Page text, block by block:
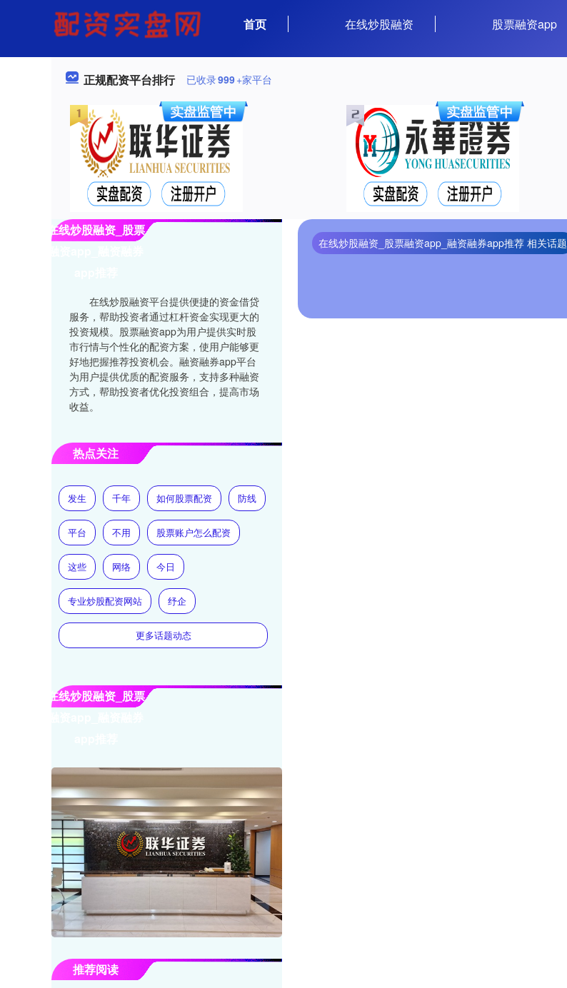
首页 在线炒股融资 股票融资app
正规配资平台排行 已收录999+家平台
在线炒股融资_股票融资app_融资融券app推荐 相关话题
在线炒股融资_股票
在线炒股融资平台提供便捷的资金借贷
服务，帮助投资者通过杠杆资金实现更大的
投资规模。股票融资app为用户提供实时股
市行情与个性化的配资方案，使用户能够更
好地把握推荐投资机会。融资融券app平台
为用户提供优质的配资服务，支持多种融资
方式，帮助投资者优化投资组合，提高市场
收益。
热点关注
发生 千年 如何股票配资 防线
平台 不用 股票账户怎么配资
这些 网络 今日
专业炒股配资网站 纾企
更多话题动态
在线炒股融资_股票
推荐阅读